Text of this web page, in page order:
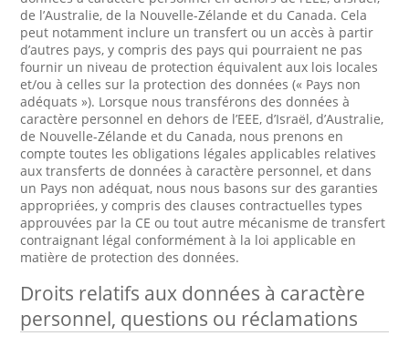
de l’Australie, de la Nouvelle-Zélande et du Canada. Cela
peut notamment inclure un transfert ou un accès à partir
d’autres pays, y compris des pays qui pourraient ne pas
fournir un niveau de protection équivalent aux lois locales
et/ou à celles sur la protection des données (« Pays non
adéquats »). Lorsque nous transférons des données à
caractère personnel en dehors de l’EEE, d’Israël, d’Australie,
de Nouvelle-Zélande et du Canada, nous prenons en
compte toutes les obligations légales applicables relatives
aux transferts de données à caractère personnel, et dans
un Pays non adéquat, nous nous basons sur des garanties
appropriées, y compris des clauses contractuelles types
approuvées par la CE ou tout autre mécanisme de transfert
contraignant légal conformément à la loi applicable en
matière de protection des données.
Droits relatifs aux données à caractère
personnel, questions ou réclamations